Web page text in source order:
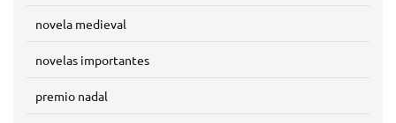
novela medieval
novelas importantes
premio nadal